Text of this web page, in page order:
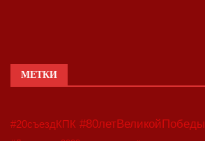
МЕТКИ
#20съездКПК #80летВеликойПобеды